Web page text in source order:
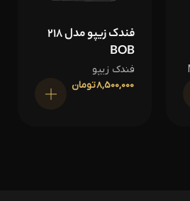
فندک زیپو مدل 218
BOB
فندک زیپو
8,500,000تومان